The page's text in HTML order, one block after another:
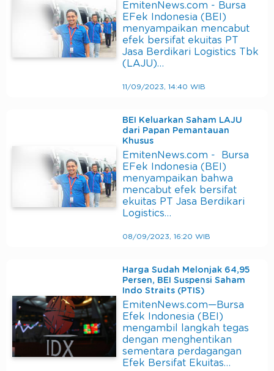
EmitenNews.com - Bursa
EFek Indonesia (BEI)
menyampaikan mencabut
efek bersifat ekuitas PT
Jasa Berdikari Logistics Tbk
(LAJU)…
11/09/2023, 14:40 WIB
BEI Keluarkan Saham LAJU
dari Papan Pemantauan
Khusus
EmitenNews.com - Bursa
EFek Indonesia (BEI)
menyampaikan bahwa
mencabut efek bersifat
ekuitas PT Jasa Berdikari
Logistics…
08/09/2023, 16:20 WIB
Harga Sudah Melonjak 64,95
Persen, BEI Suspensi Saham
Indo Straits (PTIS)
EmitenNews.com—Bursa
Efek Indonesia (BEI)
mengambil langkah tegas
dengan menghentikan
sementara perdagangan
Efek Bersifat Ekuitas…